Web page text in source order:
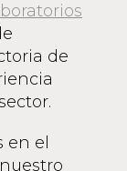
de
en el